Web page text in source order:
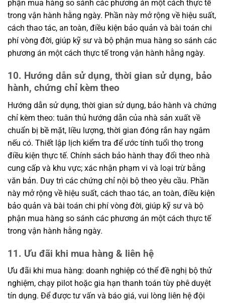
phận mua hàng so sánh các phương án một cách thực tế
trong vận hành hằng ngày. Phần này mở rộng về hiệu suất,
cách thao tác, an toàn, điều kiện bảo quản và bài toán chi
phí vòng đời, giúp kỹ sư và bộ phận mua hàng so sánh các
phương án một cách thực tế trong vận hành hằng ngày.
10. Hướng dẫn sử dụng, thời gian sử dụng, bảo
hành, chứng chỉ kèm theo
Hướng dẫn sử dụng, thời gian sử dụng, bảo hành và chứng
chỉ kèm theo: tuân thủ hướng dẫn của nhà sản xuất về
chuẩn bị bề mặt, liều lượng, thời gian đóng rắn hay ngâm
nếu có. Thiết lập lịch kiểm tra để ước tính tuổi thọ trong
điều kiện thực tế. Chính sách bảo hành thay đổi theo nhà
cung cấp và khu vực; xác nhận phạm vi và loại trừ bằng
văn bản. Duy trì các chứng chỉ nội bộ theo yêu cầu. Phần
này mở rộng về hiệu suất, cách thao tác, an toàn, điều kiện
bảo quản và bài toán chi phí vòng đời, giúp kỹ sư và bộ
phận mua hàng so sánh các phương án một cách thực tế
trong vận hành hằng ngày.
11. Ưu đãi khi mua hàng & liên hệ
Ưu đãi khi mua hàng: doanh nghiệp có thể đề nghị bộ thử
nghiệm, chạy pilot hoặc gia hạn thanh toán tùy phê duyệt
tín dụng. Để được tư vấn và báo giá, vui lòng liên hệ đội